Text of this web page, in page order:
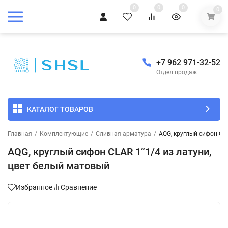
0 0 0 0
+7 962 971-32-52
Отдел продаж
КАТАЛОГ ТОВАРОВ
Главная / Комплектующие / Сливная арматура / AQG, круглый сифон
AQG, круглый сифон CLAR 1”1/4 из латуни,
цвет белый матовый
Избранное Сравнение